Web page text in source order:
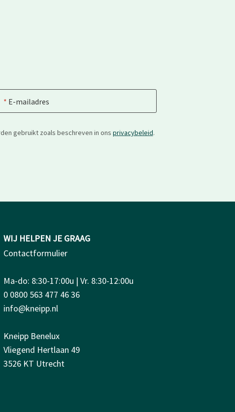
E-mailadres
gebruikt zoals beschreven in ons privacybeleid.
WIJ HELPEN JE GRAAG
Contactformulier
Ma-do: 8:30-17:00u | Vr. 8:30-12:00u
0 0800 563 477 46 36
info@kneipp.nl
Kneipp Benelux
Vliegend Hertlaan 49
3526 KT Utrecht